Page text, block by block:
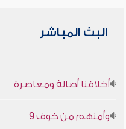
البث المباشر
أخلاقنا أصالة ومعاصرة
وأمنهم من خوف 9